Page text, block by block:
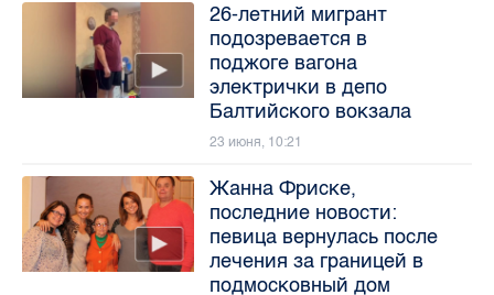
26-летний мигрант
подозревается в
поджоге вагона
электрички в депо
Балтийского вокзала
23 июня, 10:21
Жанна Фриске,
последние новости:
певица вернулась после
лечения за границей в
подмосковный дом